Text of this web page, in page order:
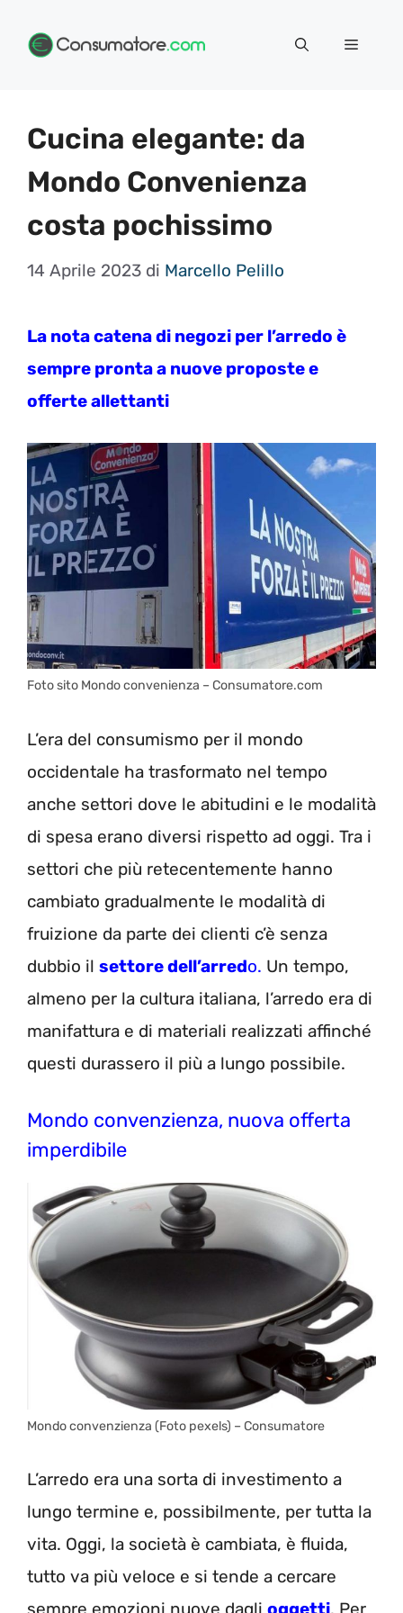
Menu
Cucina elegante: da
Mondo Convenienza
costa pochissimo
14 Aprile 2023 di Marcello Pelillo
La nota catena di negozi per l’arredo è
sempre pronta a nuove proposte e
offerte allettanti
Foto sito Mondo convenienza – Consumatore.com
L’era del consumismo per il mondo
occidentale ha trasformato nel tempo
anche settori dove le abitudini e le modalità
di spesa erano diversi rispetto ad oggi. Tra i
settori che più retecentemente hanno
cambiato gradualmente le modalità di
fruizione da parte dei clienti c’è senza
dubbio il settore dell’arredo. Un tempo,
almeno per la cultura italiana, l’arredo era di
manifattura e di materiali realizzati affinché
questi durassero il più a lungo possibile.
Mondo convenzienza, nuova offerta
imperdibile
Mondo convenzienza (Foto pexels) – Consumatore
L’arredo era una sorta di investimento a
lungo termine e, possibilmente, per tutta la
vita. Oggi, la società è cambiata, è fluida,
tutto va più veloce e si tende a cercare